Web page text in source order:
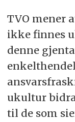
TVO mener
ikke finnes
denne
ukultur
til de som